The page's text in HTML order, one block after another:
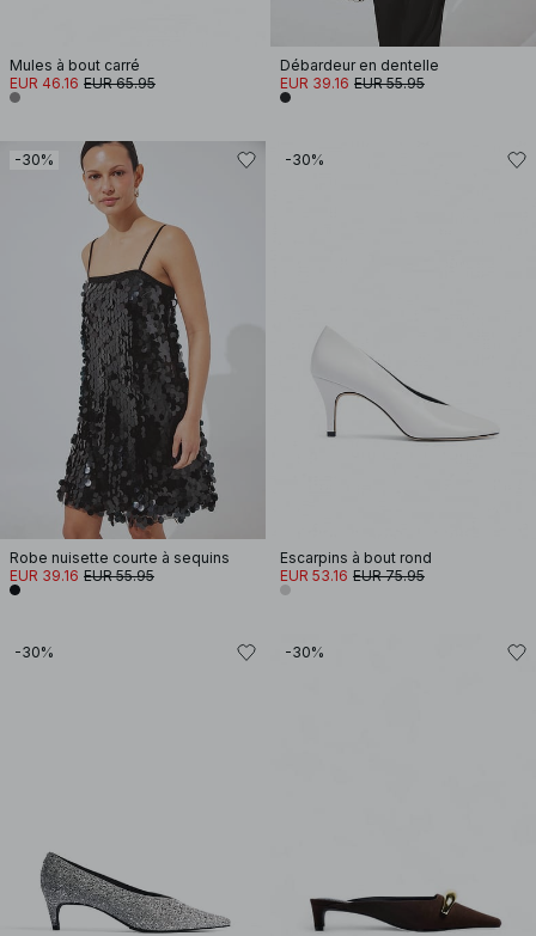
Mules à bout carré
EUR 46.16 EUR 65.95
Débardeur en dentelle
EUR 39.16 EUR 55.95
-30%
Robe nuisette courte à sequins
EUR 39.16 EUR 55.95
-30%
Escarpins à bout rond
EUR 53.16 EUR 75.95
-30% -30%